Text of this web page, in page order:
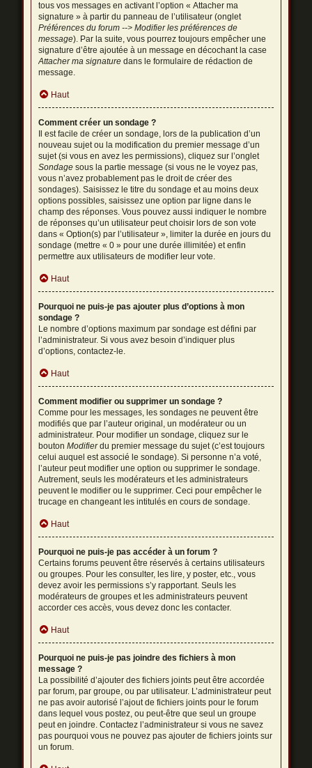
tous vos messages en activant l’option « Attacher ma
signature » à partir du panneau de l’utilisateur (onglet
Préférences du forum --> Modifier les préférences de
message). Par la suite, vous pourrez toujours empêcher une
signature d’être ajoutée à un message en décochant la case
Attacher ma signature dans le formulaire de rédaction de
message.
Haut
Comment créer un sondage ?
Il est facile de créer un sondage, lors de la publication d’un
nouveau sujet ou la modification du premier message d’un
sujet (si vous en avez les permissions), cliquez sur l’onglet
Sondage sous la partie message (si vous ne le voyez pas,
vous n’avez probablement pas le droit de créer des
sondages). Saisissez le titre du sondage et au moins deux
options possibles, saisissez une option par ligne dans le
champ des réponses. Vous pouvez aussi indiquer le nombre
de réponses qu’un utilisateur peut choisir lors de son vote
dans « Option(s) par l’utilisateur », limiter la durée en jours du
sondage (mettre « 0 » pour une durée illimitée) et enfin
permettre aux utilisateurs de modifier leur vote.
Haut
Pourquoi ne puis-je pas ajouter plus d’options à mon
sondage ?
Le nombre d’options maximum par sondage est défini par
l’administrateur. Si vous avez besoin d’indiquer plus
d’options, contactez-le.
Haut
Comment modifier ou supprimer un sondage ?
Comme pour les messages, les sondages ne peuvent être
modifiés que par l’auteur original, un modérateur ou un
administrateur. Pour modifier un sondage, cliquez sur le
boutonModifierdu premier message du sujet (c’est toujours
celui auquel est associé le sondage). Si personne n’a voté,
l’auteur peut modifier une option ou supprimer le sondage.
Autrement, seuls les modérateurs et les administrateurs
peuvent le modifier ou le supprimer. Ceci pour empêcher le
trucage en changeant les intitulés en cours de sondage.
Haut
Pourquoi ne puis-je pas accéder à un forum ?
Certains forums peuvent être réservés à certains utilisateurs
ou groupes. Pour les consulter, les lire, y poster, etc., vous
devez avoir les permissions s’y rapportant. Seuls les
modérateurs de groupes et les administrateurs peuvent
accorder ces accès, vous devez donc les contacter.
Haut
Pourquoi ne puis-je pas joindre des fichiers à mon
message ?
La possibilité d’ajouter des fichiers joints peut être accordée
par forum, par groupe, ou par utilisateur. L’administrateur peut
ne pas avoir autorisé l’ajout de fichiers joints pour le forum
dans lequel vous postez, ou peut-être que seul un groupe
peut en joindre. Contactez l’administrateur si vous ne savez
pas pourquoi vous ne pouvez pas ajouter de fichiers joints sur
un forum.